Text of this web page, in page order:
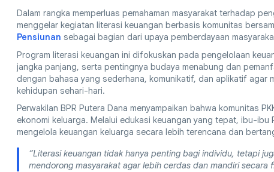
Dalam rangka memperluas pemahaman masyarakat terhadap
menggelar kegiatan literasi keuangan berbasis komunitas
Pensiunan sebagai bagian dari upaya pemberdayaan
Program literasi keuangan ini difokuskan pada pengelolaan
jangka panjang, serta pentingnya budaya menabung dan
dengan bahasa yang sederhana, komunikatif, dan aplikatif
kehidupan sehari-hari.
Perwakilan BPR Putera Dana menyampaikan bahwa komunitas
ekonomi keluarga. Melalui edukasi keuangan yang tepat, ibu-ibu
mengelola keuangan keluarga secara lebih terencana dan
“Literasi keuangan tidak hanya penting bagi individu, tetapi
mendorong masyarakat agar lebih cerdas dan mandiri secara